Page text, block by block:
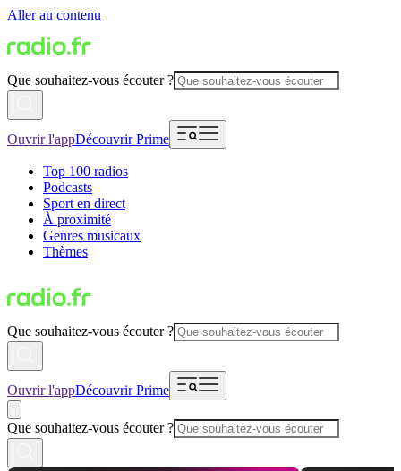
Aller au contenu
Que souhaitez-vous écouter ?
Ouvrir l'appDécouvrir Prime
Top 100 radios
Podcasts
Sport en direct
À proximité
Genres musicaux
Thèmes
Que souhaitez-vous écouter ?
Ouvrir l'appDécouvrir Prime
Que souhaitez-vous écouter ?